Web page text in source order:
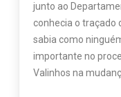
junto ao
conhecia o traçado
sabia como
importante no
Valinhos na